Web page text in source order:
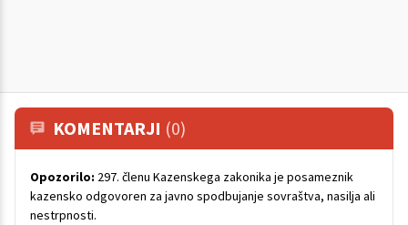
KOMENTARJI (0)
Opozorilo: 297. členu Kazenskega zakonika je posameznik
kazensko odgovoren za javno spodbujanje sovraštva, nasilja ali
nestrpnosti.